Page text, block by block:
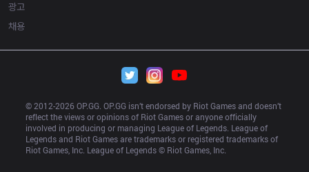
광고
채용
© 2012-2026 OP.GG. OP.GG isn’t endorsed by Riot Games and doesn’t
reflect the views or opinions of Riot Games or anyone officially
involved in producing or managing League of Legends. League of
Legends and Riot Games are trademarks or registered trademarks of
Riot Games, Inc. League of Legends © Riot Games, Inc.